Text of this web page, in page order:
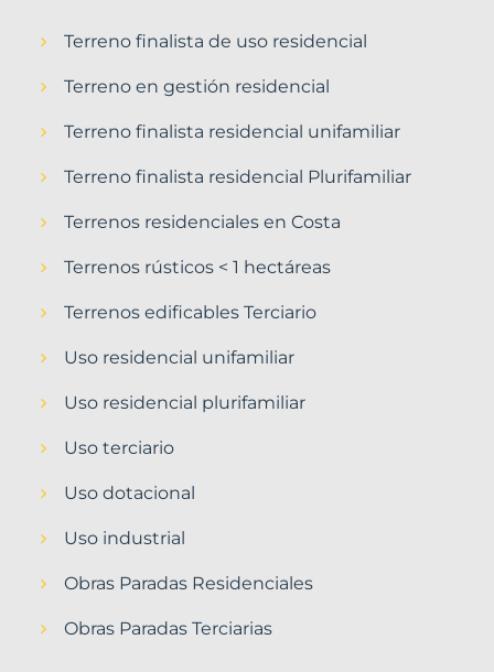
Terreno finalista de uso residencial
Terreno en gestión residencial
Terreno finalista residencial unifamiliar
Terreno finalista residencial Plurifamiliar
Terrenos residenciales en Costa
Terrenos rústicos < 1 hectáreas
Terrenos edificables Terciario
Uso residencial unifamiliar
Uso residencial plurifamiliar
Uso terciario
Uso dotacional
Uso industrial
Obras Paradas Residenciales
Obras Paradas Terciarias